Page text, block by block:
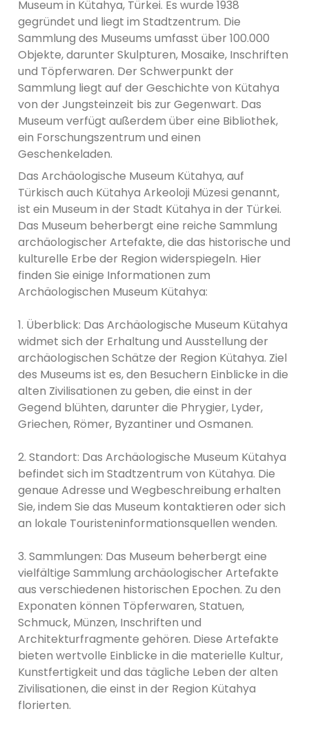
Museum in Kütahya, Türkei. Es wurde 1938
gegründet und liegt im Stadtzentrum. Die
Sammlung des Museums umfasst über 100.000
Objekte, darunter Skulpturen, Mosaike, Inschriften
und Töpferwaren. Der Schwerpunkt der
Sammlung liegt auf der Geschichte von Kütahya
von der Jungsteinzeit bis zur Gegenwart. Das
Museum verfügt außerdem über eine Bibliothek,
ein Forschungszentrum und einen
Geschenkeladen.
Das Archäologische Museum Kütahya, auf
Türkisch auch Kütahya Arkeoloji Müzesi genannt,
ist ein Museum in der Stadt Kütahya in der Türkei.
Das Museum beherbergt eine reiche Sammlung
archäologischer Artefakte, die das historische und
kulturelle Erbe der Region widerspiegeln. Hier
finden Sie einige Informationen zum
Archäologischen Museum Kütahya:
1. Überblick: Das Archäologische Museum Kütahya
widmet sich der Erhaltung und Ausstellung der
archäologischen Schätze der Region Kütahya. Ziel
des Museums ist es, den Besuchern Einblicke in die
alten Zivilisationen zu geben, die einst in der
Gegend blühten, darunter die Phrygier, Lyder,
Griechen, Römer, Byzantiner und Osmanen.
2. Standort: Das Archäologische Museum Kütahya
befindet sich im Stadtzentrum von Kütahya. Die
genaue Adresse und Wegbeschreibung erhalten
Sie, indem Sie das Museum kontaktieren oder sich
an lokale Touristeninformationsquellen wenden.
3. Sammlungen: Das Museum beherbergt eine
vielfältige Sammlung archäologischer Artefakte
aus verschiedenen historischen Epochen. Zu den
Exponaten können Töpferwaren, Statuen,
Schmuck, Münzen, Inschriften und
Architekturfragmente gehören. Diese Artefakte
bieten wertvolle Einblicke in die materielle Kultur,
Kunstfertigkeit und das tägliche Leben der alten
Zivilisationen, die einst in der Region Kütahya
florierten.